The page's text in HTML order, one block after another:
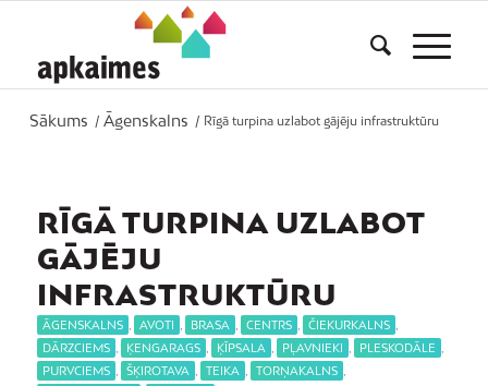
Sākums / Āgenskalns / Rīgā turpina uzlabot gājēju infrastruktūru
RĪGĀ TURPINA UZLABOT
GĀJĒJU
INFRASTRUKTŪRU
ĀGENSKALNS AVOTI BRASA CENTRS ČIEKURKALNS
DĀRZCIEMS
ĶENGARAGS ĶĪPSALA PĻAVNIEKI PLESKODĀLE
PURVCIEMS
ŠĶIROTAVA TEIKA TORŅAKALNS